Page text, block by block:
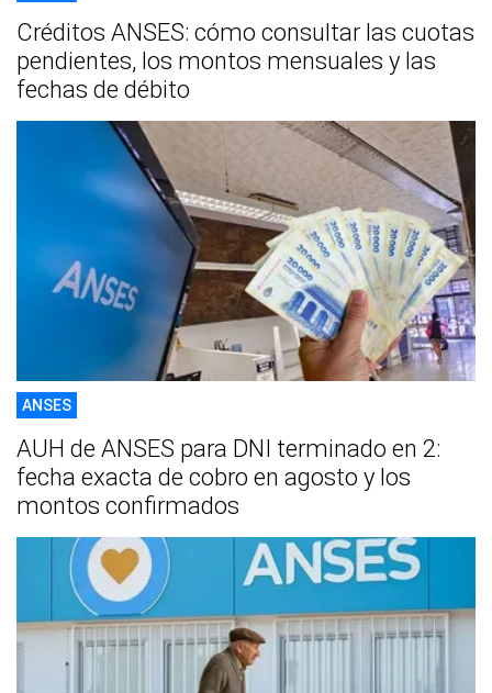
Créditos ANSES: cómo consultar las cuotas
pendientes, los montos mensuales y las
fechas de débito
ANSES
AUH de ANSES para DNI terminado en 2:
fecha exacta de cobro en agosto y los
montos confirmados